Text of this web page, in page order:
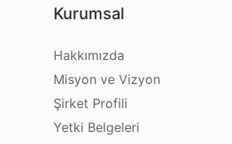
Kurumsal
Hakkımızda
Misyon ve Vizyon
Şirket Profili
Yetki Belgeleri